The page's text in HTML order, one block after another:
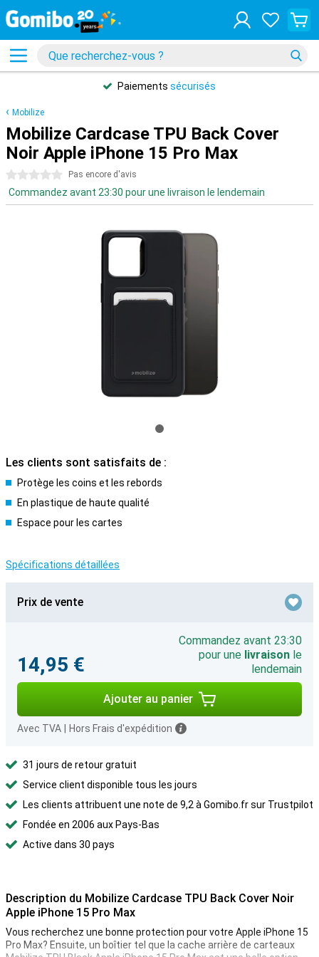
Paiements sécurisés
Mobilize
Mobilize Cardcase TPU Back Cover
Noir Apple iPhone 15 Pro Max
0 étoiles Pas encore d'avis
Commandez avant 23:30 pour une livraison le lendemain
Les clients sont satisfaits de :
Protège les coins et les rebords
En plastique de haute qualité
Espace pour les cartes
Spécifications détaillées
Prix de vente
14,95 €
Commandez avant 23:30
pour une livraison le
lendemain
Ajouter au panier
Avec TVA Hors Frais d'expédition
31 jours de retour gratuit
Service client disponible tous les jours
Les clients attribuent une note de 9,2 à Gomibo.fr sur Trustpilot
Fondée en 2006 aux Pays-Bas
Active dans 30 pays
Description du Mobilize Cardcase TPU Back Cover Noir
Apple iPhone 15 Pro Max
Vous recherchez une bonne protection pour votre Apple iPhone 15
Pro Max? Ensuite, un boîtier tel que la cache arrière de carteaux